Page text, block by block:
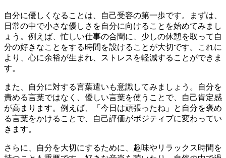
自分に優しくなることは、自己受容の第一歩です。まずは、
日常の中で小さな優しさを自分に向けることを始めてみまし
ょう。例えば、忙しい仕事の合間に、少しの休憩を取って自
分の好きなことをする時間を設けることが大切です。これに
より、心に余裕が生まれ、ストレスを軽減することができま
す。
また、自分に対する言葉遣いも意識してみましょう。自分を
責める言葉ではなく、優しい言葉を使うことで、自己肯定感
が高まります。例えば、「今日は頑張ったね」と自分を褒め
る言葉をかけることで、自己評価がポジティブに変わってい
きます。
さらに、自分を大切にするために、趣味やリラックス時間を